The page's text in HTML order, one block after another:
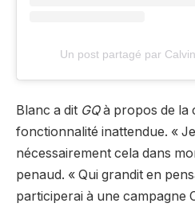
Un post partagé par
Blanc a dit GQà propos de la
fonctionnalité inattendue. «
nécessairement cela dans
penaud. « Qui grandit en
participerai à une campagne